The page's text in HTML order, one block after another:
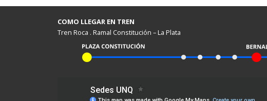
COMO LLEGAR EN TREN
Tren Roca . Ramal Constitución – La Plata